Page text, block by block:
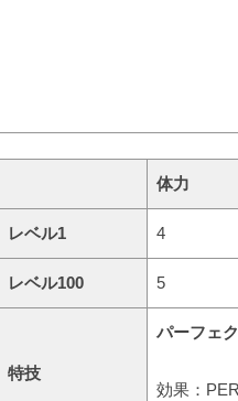
体力
レベル1 4
レベル100 5
特技
パーフェ
効果：